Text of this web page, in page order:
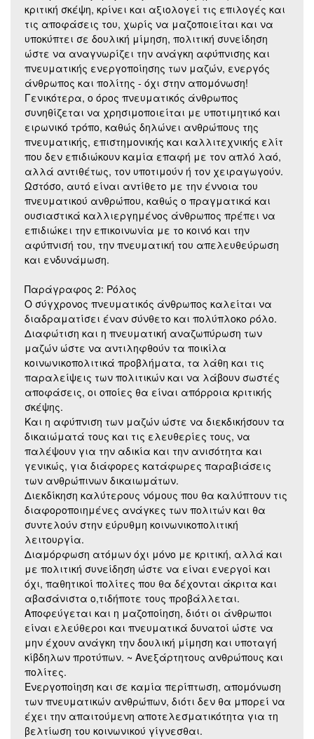
κριτική σκέψη, κρίνει και αξιολογεί τις επιλογές και
τις αποφάσεις του, χωρίς να μαζοποιείται και να
υποκύπτει σε δουλική μίμηση, πολιτική συνείδηση
ώστε να αναγνωρίζει την ανάγκη αφύπνισης και
πνευματικής ενεργοποίησης των μαζών, ενεργός
άνθρωπος και πολίτης - όχι στην απομόνωση!
Γενικότερα, ο όρος πνευματικός άνθρωπος
συνηθίζεται να χρησιμοποιείται με υποτιμητικό και
ειρωνικό τρόπο, καθώς δηλώνει ανθρώπους της
πνευματικής, επιστημονικής και καλλιτεχνικής ελίτ
που δεν επιδιώκουν καμία επαφή με τον απλό λαό,
αλλά αντιθέτως, τον υποτιμούν ή τον χειραγωγούν.
Ωστόσο, αυτό είναι αντίθετο με την έννοια του
πνευματικού ανθρώπου, καθώς ο πραγματικά και
ουσιαστικά καλλιεργημένος άνθρωπος πρέπει να
επιδιώκει την επικοινωνία με το κοινό και την
αφύπνισή του, την πνευματική του απελευθεύρωση
και ενδυνάμωση.
Παράγραφος 2: Ρόλος
Ο σύγχρονος πνευματικός άνθρωπος καλείται να
διαδραματίσει έναν σύνθετο και πολύπλοκο ρόλο.
Διαφώτιση και η πνευματική αναζωπύρωση των
μαζών ώστε να αντιληφθούν τα ποικίλα
κοινωνικοπολιτικά προβλήματα, τα λάθη και τις
παραλείψεις των πολιτικών και να λάβουν σωστές
αποφάσεις, οι οποίες θα είναι απόρροια κριτικής
σκέψης.
Και η αφύπνιση των μαζών ώστε να διεκδικήσουν τα
δικαιώματά τους και τις ελευθερίες τους, να
παλέψουν για την αδικία και την ανισότητα και
γενικώς, για διάφορες κατάφωρες παραβιάσεις
των ανθρώπινων δικαιωμάτων.
Διεκδίκηση καλύτερους νόμους που θα καλύπτουν τις
διαφοροποιημένες ανάγκες των πολιτών και θα
συντελούν στην εύρυθμη κοινωνικοπολιτική
λειτουργία.
Διαμόρφωση ατόμων όχι μόνο με κριτική, αλλά και
με πολιτική συνείδηση ώστε να είναι ενεργοί και
όχι, παθητικοί πολίτες που θα δέχονται άκριτα και
αβασάνιστα ο,τιδήποτε τους προβάλλεται.
Αποφεύγεται και η μαζοποίηση, διότι οι άνθρωποι
είναι ελεύθεροι και πνευματικά δυνατοί ώστε να
μην έχουν ανάγκη την δουλική μίμηση και υποταγή
κίβδηλων προτύπων. ~ Ανεξάρτητους ανθρώπους και
πολίτες.
Ενεργοποίηση και σε καμία περίπτωση, απομόνωση
των πνευματικών ανθρώπων, διότι δεν θα μπορεί να
έχει την απαιτούμενη αποτελεσματικότητα για τη
βελτίωση του κοινωνικού γίγνεσθαι.